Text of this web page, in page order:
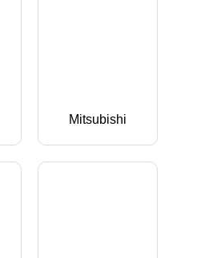
Mitsubishi